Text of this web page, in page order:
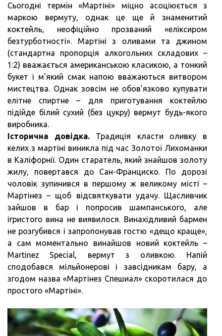
Сьогодні термін «Мартіні» міцно асоціюється з
маркою вермуту, однак це ще й знаменитий
коктейль, неофіційно прозваний «еліксиром
безтурботності». Мартіні з оливами та джином
(стандартна пропорція алкогольних складових –
1:2) вважається американською класикою, а тонкий
букет і м’який смак напою вважаються витвором
мистецтва. Однак зовсім не обов’язково купувати
елітне спиртне – для приготування коктейлю
підійде білий сухий (без цукру) вермут будь-якого
виробника.
Історична довідка.Традиція класти оливку в
келих з мартіні виникла під час Золотої Лихоманки
в Каліфорнії. Один старатель, який знайшов золоту
жилу, повертався до Сан-Франциско. По дорозі
чоловік зупинився в першому ж великому місті –
Мартінез – щоб відсвяткувати удачу. Щасливчик
зайшов в бар і попросив шампанського, але
ігристого вина не виявилося. Винахідливий бармен
не розгубився і запропонував гостю «дещо краще»,
а сам моментально винайшов новий коктейль –
Martinez Special, вермут з оливкою. Напій
сподобався мільйонерові і завсідникам бару, а
згодом назва «Мартінез Спешиал» скоротилася до
простого «Мартіні».